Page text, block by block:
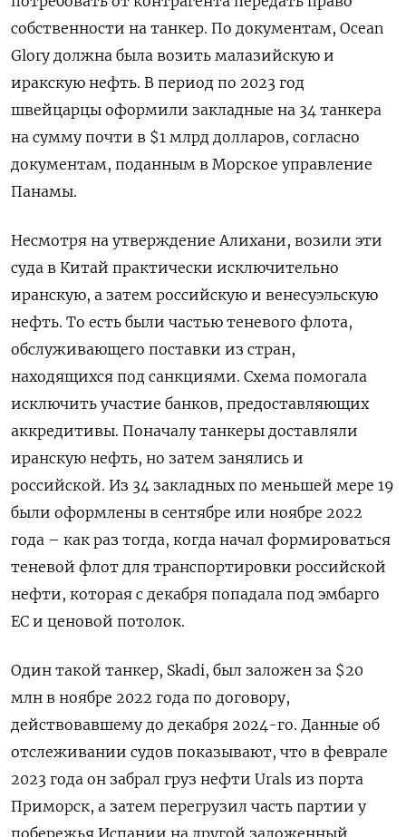
собственности на танкер. По документам, Ocean
Glory должна была возить малазийскую и
иракскую нефть. В период по 2023 год
швейцарцы оформили закладные на 34 танкера
на сумму почти в $1 млрд долларов, согласно
документам, поданным в Морское управление
Панамы.
Несмотря на утверждение Алихани, возили эти
суда в Китай практически исключительно
иранскую, а затем российскую и венесуэльскую
нефть. То есть были частью теневого флота,
обслуживающего поставки из стран,
находящихся под санкциями. Схема помогала
исключить участие банков, предоставляющих
аккредитивы. Поначалу танкеры доставляли
иранскую нефть, но затем занялись и
российской. Из 34 закладных по меньшей мере 19
были оформлены в сентябре или ноябре 2022
года – как раз тогда, когда начал формироваться
теневой флот для транспортировки российской
нефти, которая с декабря попадала под эмбарго
ЕС и ценовой потолок.
Один такой танкер, Skadi, был заложен за $20
млн в ноябре 2022 года по договору,
действовавшему до декабря 2024-го. Данные об
отслеживании судов показывают, что в феврале
2023 года он забрал груз нефти Urals из порта
Приморск, а затем перегрузил часть партии у
побережья Испании на другой заложенный